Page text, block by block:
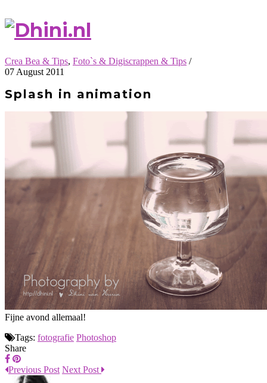
Crea Bea & Tips, Foto`s & Digiscrappen & Tips /
07 August 2011
Splash in animation
Fijne avond allemaal!
Tags: fotografie Photoshop
Share
Previous Post Next Post